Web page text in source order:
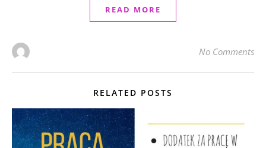
READ MORE
No Comments
RELATED POSTS